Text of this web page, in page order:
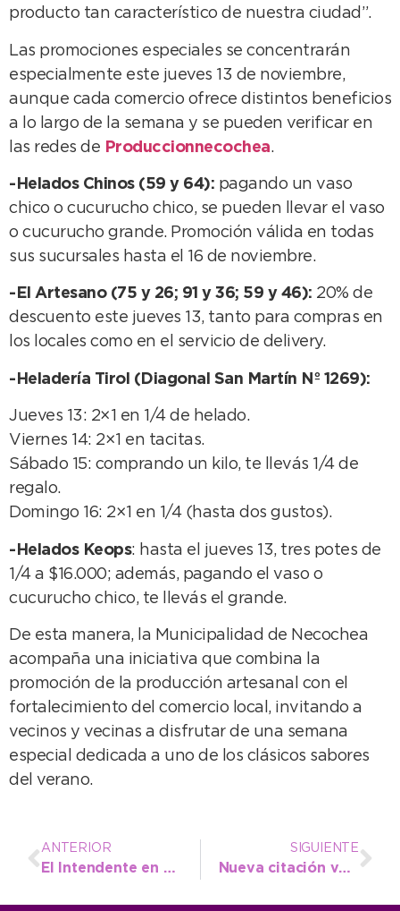
producto tan característico de nuestra ciudad”.
Las promociones especiales se concentrarán
especialmente este jueves 13 de noviembre,
aunque cada comercio ofrece distintos beneficios
a lo largo de la semana y se pueden verificar en
las redes de Produccionnecochea.
-Helados Chinos (59 y 64): pagando un vaso
chico o cucurucho chico, se pueden llevar el vaso
o cucurucho grande. Promoción válida en todas
sus sucursales hasta el 16 de noviembre.
-El Artesano (75 y 26; 91 y 36; 59 y 46): 20% de
descuento este jueves 13, tanto para compras en
los locales como en el servicio de delivery.
-Heladería Tirol (Diagonal San Martín Nº 1269):
Jueves 13: 2×1 en 1/4 de helado.
Viernes 14: 2×1 en tacitas.
Sábado 15: comprando un kilo, te llevás 1/4 de
regalo.
Domingo 16: 2×1 en 1/4 (hasta dos gustos).
-Helados Keops: hasta el jueves 13, tres potes de
1/4 a $16.000; además, pagando el vaso o
cucurucho chico, te llevás el grande.
De esta manera, la Municipalidad de Necochea
acompaña una iniciativa que combina la
promoción de la producción artesanal con el
fortalecimiento del comercio local, invitando a
vecinos y vecinas a disfrutar de una semana
especial dedicada a uno de los clásicos sabores
del verano.
ANTERIOR
El Intendente en el Congreso Regional: “La educación debe ser una política pública, gobierne quien gobierne”
SIGUIENTE
Nueva citación vecinal por parte de Hábitat y Vivienda del municipio